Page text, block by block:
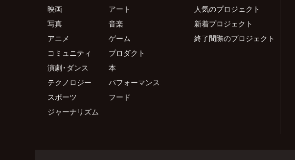
映画
アート
写真
音楽
アニメ
ゲーム
コミュニティ
プロダクト
演劇・ダンス
本
テクノロジー
パフォーマンス
スポーツ
フード
ジャーナリズム
人気のプロジェクト
新着プロジェクト
終了間際のプロジェクト